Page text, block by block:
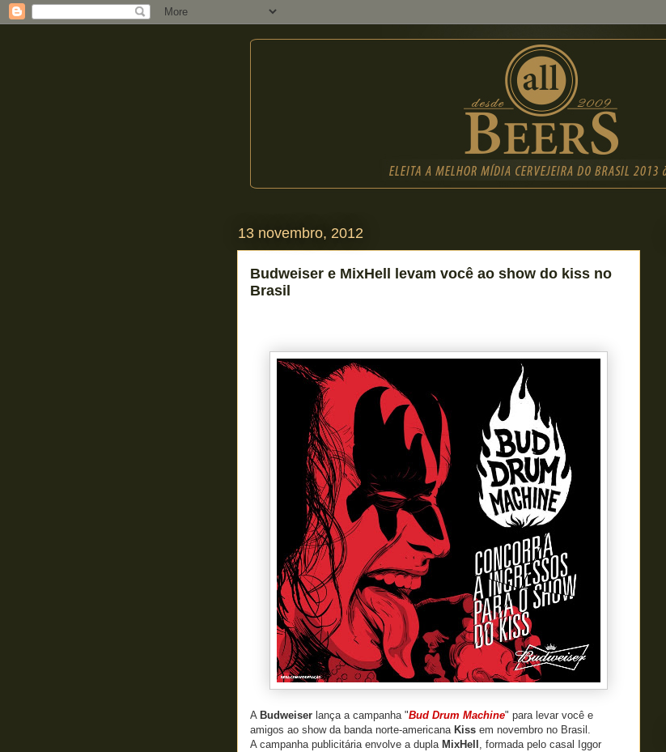
13 novembro, 2012
Budweiser e MixHell levam você ao show do kiss no
Brasil
A Budweiser lança a campanha "Bud Drum Machine" para levar você e
amigos ao show da banda norte-americana Kiss em novembro no Brasil.
A campanha publicitária envolve a dupla MixHell , formada pelo casal Iggor